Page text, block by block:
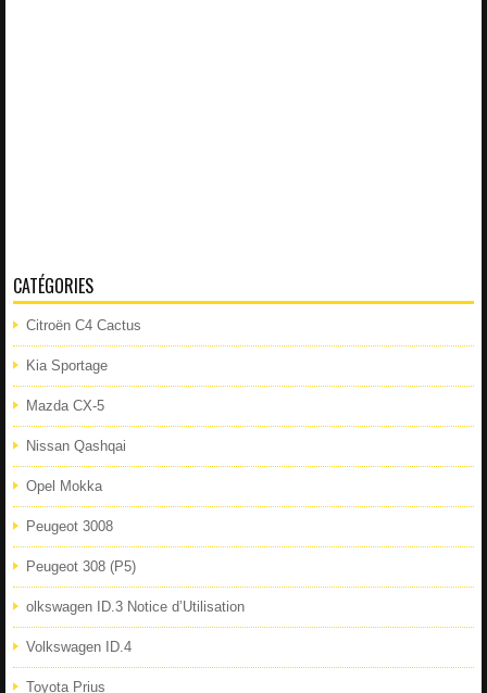
CATÉGORIES
Citroën C4 Cactus
Kia Sportage
Mazda CX-5
Nissan Qashqai
Opel Mokka
Peugeot 3008
Peugeot 308 (P5)
olkswagen ID.3 Notice d’Utilisation
Volkswagen ID.4
Toyota Prius